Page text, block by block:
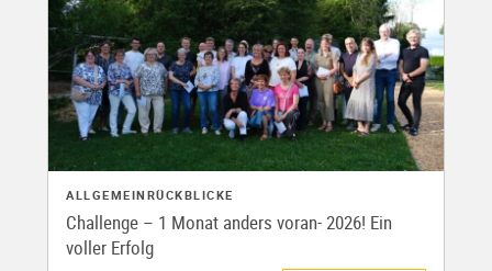
ALLGEMEIN RÜCKBLICKE
Challenge – 1 Monat anders voran- 2026! Ein
voller Erfolg